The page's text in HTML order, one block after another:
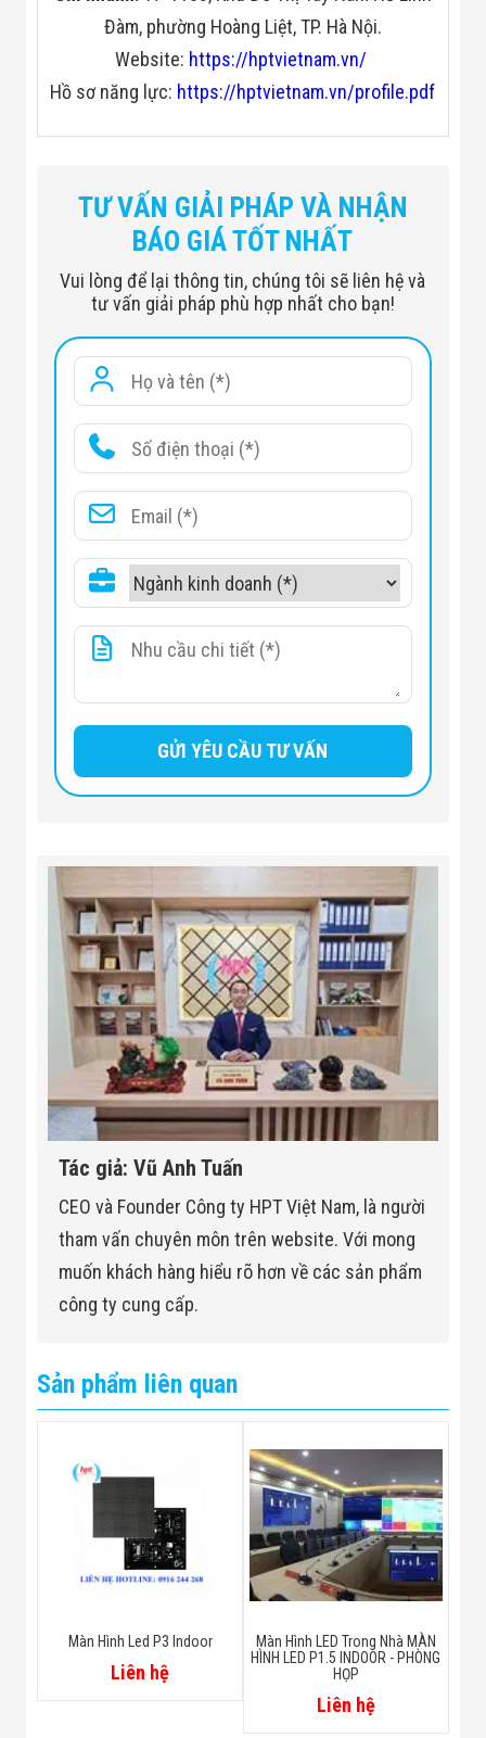
Đàm, phường Hoàng Liệt, TP. Hà Nội.
Website: https://hptvietnam.vn/
Hồ sơ năng lực: https://hptvietnam.vn/profile.pdf
TƯ VẤN GIẢI PHÁP VÀ NHẬN
BÁO GIÁ TỐT NHẤT
Vui lòng để lại thông tin, chúng tôi sẽ liên hệ và
tư vấn giải pháp phù hợp nhất cho bạn!
Tác giả: Vũ Anh Tuấn
CEO và Founder Công ty HPT Việt Nam, là người
tham vấn chuyên môn trên website. Với mong
muốn khách hàng hiểu rõ hơn về các sản phẩm
công ty cung cấp.
Sản phẩm liên quan
Màn Hình Led P3 Indoor
Liên hệ
Màn Hình LED Trong Nhà MÀN
HÌNH LED P1.5 INDOOR - PHÒNG
HỌP
Liên hệ